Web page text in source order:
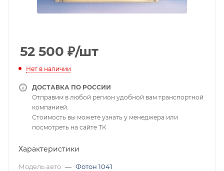
52 500 ₽/шт
Нет в наличии
ДОСТАВКА ПО РОССИИ
Отправим в любой регион удобной вам транспортной
компанией.
Стоимость вы можете узнать у менеджера или
посмотреть на сайте ТК
Характеристики
Модель авто — Фотон 1041